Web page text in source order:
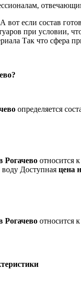
вот если состав
при условии,
Так что сфера
определяется
Рогачево относится
Доступная цена
Рогачево относится